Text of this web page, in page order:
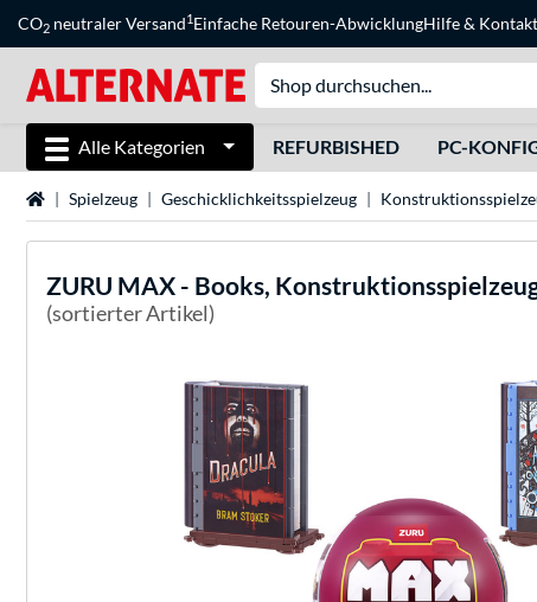
CO2 neutraler Versand1Einfache Retouren-AbwicklungHilfe& Kontakt
Alle Kategorien REFURBISHED PC-
StartseiteSpielzeug Geschicklichkeitsspielzeug
ZURU MAX - Books,
(sortierter Artikel)